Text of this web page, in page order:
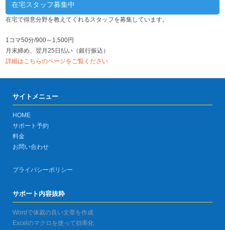
在宅スタッフ募集中
在宅で得意分野を教えてくれるスタッフを募集しています。
1コマ50分/900～1,500円
月末締め、翌月25日払い（銀行振込）
詳細はこちらのページをご覧ください
サイトメニュー
HOME
サポート予約
料金
お問い合わせ
プライバシーポリシー
サポート内容抜粋
Wordで体裁の良い文章を作成
Excelのマクロを使って効率化